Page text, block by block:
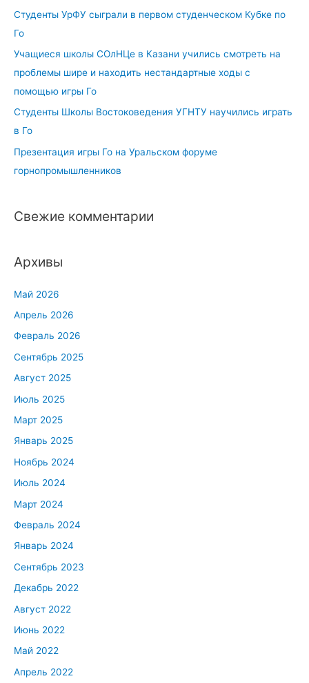
Студенты УрФУ сыграли в первом студенческом Кубке по
Го
Учащиеся школы СОлНЦе в Казани учились смотреть на
проблемы шире и находить нестандартные ходы с
помощью игры Го
Студенты Школы Востоковедения УГНТУ научились играть
в Го
Презентация игры Го на Уральском форуме
горнопромышленников
Свежие комментарии
Архивы
Май 2026
Апрель 2026
Февраль 2026
Сентябрь 2025
Август 2025
Июль 2025
Март 2025
Январь 2025
Ноябрь 2024
Июль 2024
Март 2024
Февраль 2024
Январь 2024
Сентябрь 2023
Декабрь 2022
Август 2022
Июнь 2022
Май 2022
Апрель 2022